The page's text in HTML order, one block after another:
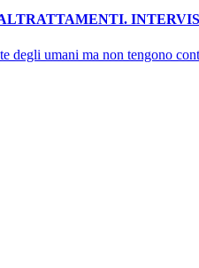
degli umani ma non tengono